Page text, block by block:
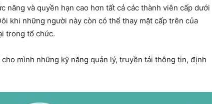
năng và quyền hạn cao hơn tất cả các thành viên cấp dưới
khi những người này còn có thể thay mặt cấp trên của
trong tổ chức.
mình những kỹ năng quản lý, truyền tải thông tin, định